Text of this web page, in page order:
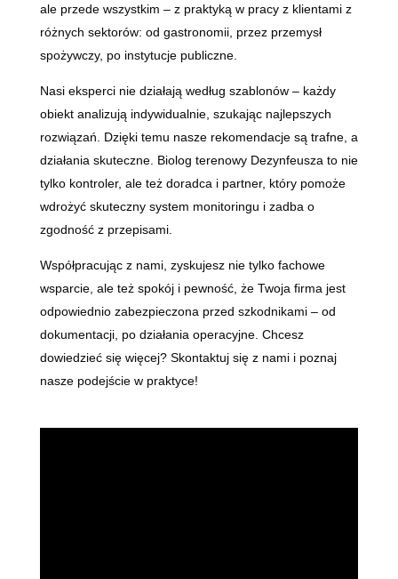
ale przede wszystkim – z praktyką w pracy z klientami z
różnych sektorów: od gastronomii, przez przemysł
spożywczy, po instytucje publiczne.
Nasi eksperci nie działają według szablonów – każdy
obiekt analizują indywidualnie, szukając najlepszych
rozwiązań. Dzięki temu nasze rekomendacje są trafne, a
działania skuteczne. Biolog terenowy Dezynfeusza to nie
tylko kontroler, ale też doradca i partner, który pomoże
wdrożyć skuteczny system monitoringu i zadba o
zgodność z przepisami.
Współpracując z nami, zyskujesz nie tylko fachowe
wsparcie, ale też spokój i pewność, że Twoja firma jest
odpowiednio zabezpieczona przed szkodnikami – od
dokumentacji, po działania operacyjne. Chcesz
dowiedzieć się więcej? Skontaktuj się z nami i poznaj
nasze podejście w praktyce!